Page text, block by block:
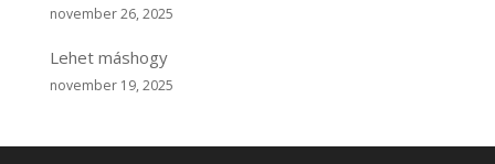
november 26, 2025
Lehet máshogy
november 19, 2025